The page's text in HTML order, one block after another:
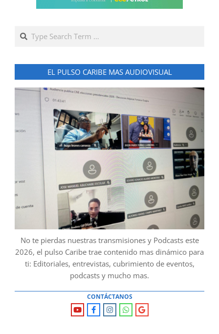
Search
EL PULSO CARIBE MAS AUDIOVISUAL
No te pierdas nuestras transmisiones y Podcasts este
2026, el pulso Caribe trae contenido mas dinámico para
ti: Editoriales, entrevistas, cubrimiento de eventos,
podcasts y mucho mas.
CONTÁCTANOS